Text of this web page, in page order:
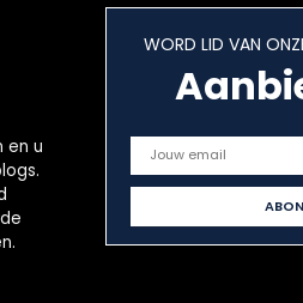
en u
WORD LID VAN